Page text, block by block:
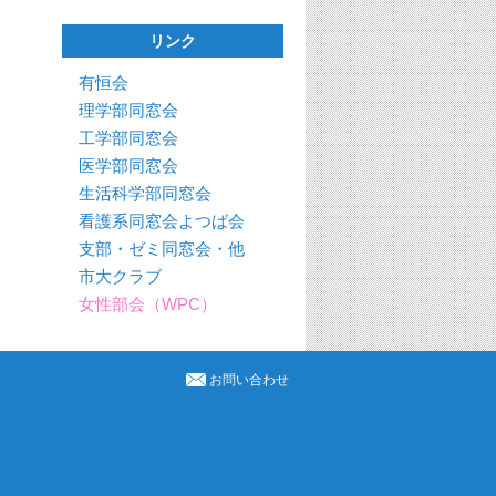
リンク
有恒会
理学部同窓会
工学部同窓会
医学部同窓会
生活科学部同窓会
看護系同窓会よつば会
支部・ゼミ同窓会・他
市大クラブ
女性部会（WPC）
お問い合わせ